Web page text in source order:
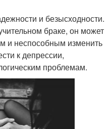
и безысходности.
браке, он может
и неспособным изменить
к депрессии,
проблемам.